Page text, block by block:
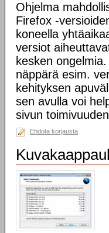
Ohjelma
Firefox -
koneella
versiot
kesken
näppärä esim.
kehityksen
sen avulla voi
sivun
Ehdota korjausta